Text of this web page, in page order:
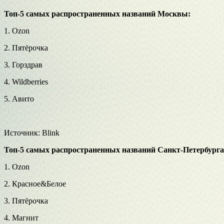
Топ-5 самых распространенных названий Москвы:
1. Ozon
2. Пятёрочка
3. Горздрав
4. Wildberries
5. Авито
Источник: Blink
Топ-5 самых распространенных названий Санкт-Петербурга
1. Ozon
2. Красное&Белое
3. Пятёрочка
4. Магнит